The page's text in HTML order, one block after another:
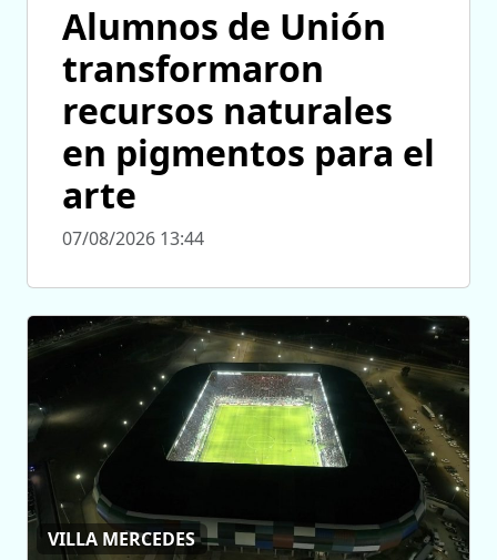
Alumnos de Unión
transformaron
recursos naturales
en pigmentos para el
arte
07/08/2026 13:44
VILLA MERCEDES